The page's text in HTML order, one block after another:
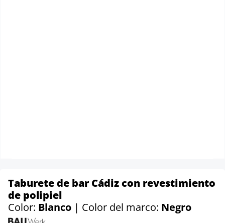
Taburete de bar Cádiz con revestimiento
de polipiel
Color: Blanco | Color del marco: Negro